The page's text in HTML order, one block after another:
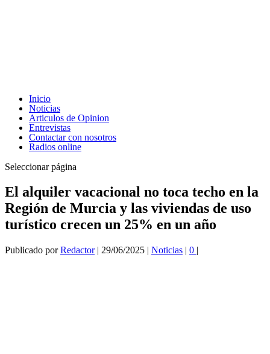
Inicio
Noticias
Articulos de Opinion
Entrevistas
Contactar con nosotros
Radios online
Seleccionar página
El alquiler vacacional no toca techo en la
Región de Murcia y las viviendas de uso
turístico crecen un 25% en un año
Publicado porRedactor| 29/06/2025 | Noticias | 0 |